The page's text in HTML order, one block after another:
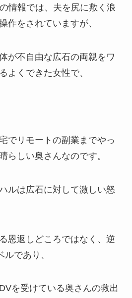
情報では、夫を尻に敷く浪
作をされていますが、
が不自由な広石の両親をワ
よくできた女性で、
でリモートの副業までやっ
らしい奥さんなのです。
ルは広石に対して激しい怒
恩返しどころではなく、逆
であり、
を受けている奥さんの救出